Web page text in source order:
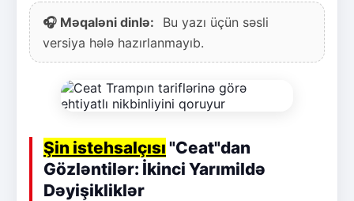
🎧 Məqaləni dinlə:
Bu yazı üçün səsli
versiya hələ hazırlanmayıb.
Şin istehsalçısı "Ceat"dan
Gözləntilər: İkinci Yarımildə
Dəyişikliklər